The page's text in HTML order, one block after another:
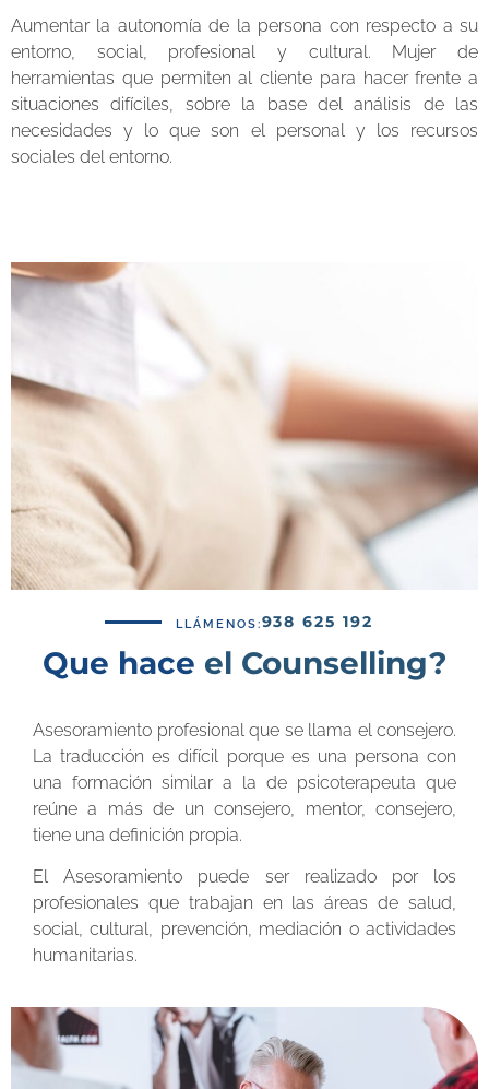
Aumentar la autonomía de la persona con respecto a su
entorno, social, profesional y cultural. Mujer de
herramientas que permiten al cliente para hacer frente a
situaciones difíciles, sobre la base del análisis de las
necesidades y lo que son el personal y los recursos
sociales del entorno.
LLÁMENOS:938 625 192
Que hace el Counselling?
Asesoramiento profesional que se llama el consejero.
La traducción es difícil porque es una persona con
una formación similar a la de psicoterapeuta que
reúne a más de un consejero, mentor, consejero,
tiene una definición propia.
El Asesoramiento puede ser realizado por los
profesionales que trabajan en las áreas de salud,
social, cultural, prevención, mediación o actividades
humanitarias.